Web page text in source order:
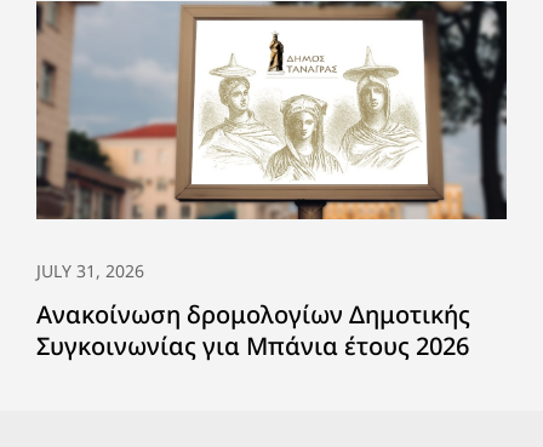
JULY 31, 2026
Ανακοίνωση δρομολογίων Δημοτικής
Συγκοινωνίας για Μπάνια έτους 2026